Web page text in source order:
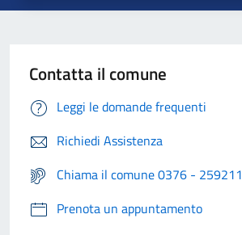
Contatta il comune
Leggi le domande frequenti
Richiedi Assistenza
Chiama il comune 0376 - 259211
Prenota un appuntamento